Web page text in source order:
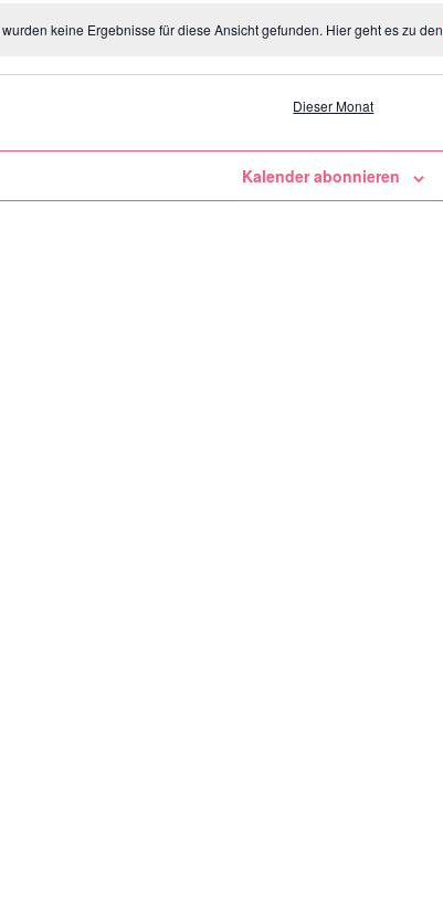
wurden keine Ergebnisse für diese Ansicht gefunden. Hier geht es zu den
Dieser Monat
Kalender abonnieren